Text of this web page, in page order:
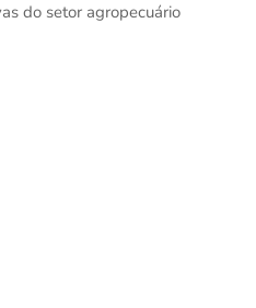
do setor agropecuário